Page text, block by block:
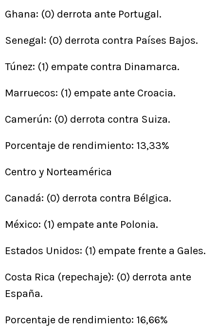
Ghana: (0) derrota ante Portugal.
Senegal: (0) derrota contra Países Bajos.
Túnez: (1) empate contra Dinamarca.
Marruecos: (1) empate ante Croacia.
Camerún: (0) derrota contra Suiza.
Porcentaje de rendimiento: 13,33%
Centro y Norteamérica
Canadá: (0) derrota contra Bélgica.
México: (1) empate ante Polonia.
Estados Unidos: (1) empate frente a Gales.
Costa Rica (repechaje): (0) derrota ante
España.
Porcentaje de rendimiento: 16,66%